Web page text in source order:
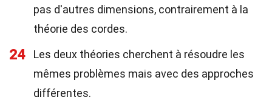
pas d'autres dimensions, contrairement à la
théorie des cordes.
24
Les deux théories cherchent à résoudre les
mêmes problèmes mais avec des approches
différentes.